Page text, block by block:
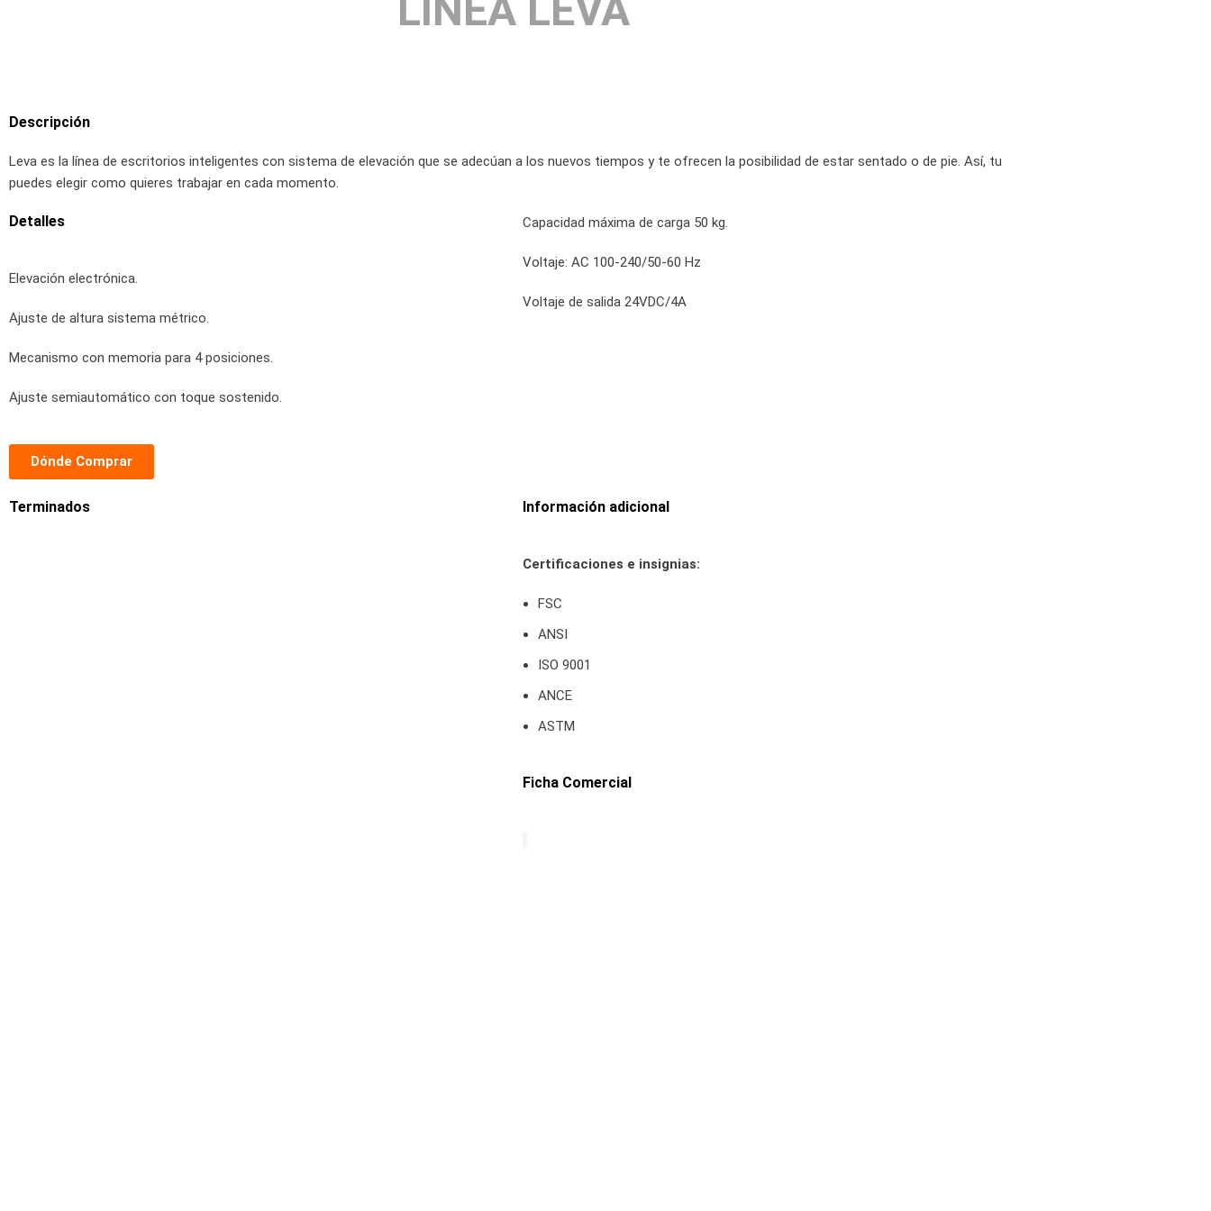
Descripción
Leva es la línea de escritorios inteligentes con sistema de elevación que se adecúan a los nuevos tiempos y te ofrecen la posibilidad de estar sentado o de pie. Así, tu
puedes elegir como quieres trabajar en cada momento.
Detalles
Elevación electrónica.
Ajuste de altura sistema métrico.
Mecanismo con memoria para 4 posiciones.
Ajuste semiautomático con toque sostenido.
Capacidad máxima de carga 50 kg.
Voltaje: AC 100-240/50-60 Hz
Voltaje de salida 24VDC/4A
Dónde Comprar
Terminados Información adicional
Certificaciones e insignias:
FSC
ANSI
ISO 9001
ANCE
ASTM
Ficha Comercial